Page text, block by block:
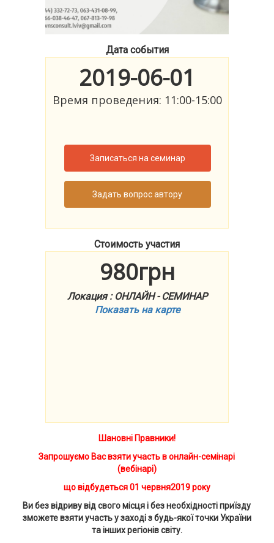
Дата события
2019-06-01
Время проведения: 11:00-15:00
Записаться на семинар
Задать вопрос автору
Стоимость участия
980грн
Локация : ОНЛАЙН - СЕМИНАР
Показать на карте
Шановні Правники!
Запрошуємо Вас взяти участь в онлайн-семінарі
(вебінарі)
що відбудеться 01 червня2019 року
Ви без відриву від свого місця і без необхідності приїзду
зможете взяти участь у заході з будь-якої точки України
та інших регіонів світу.